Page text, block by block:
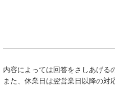
内容によっては回答をさしあげる
また、休業日は翌営業日以降の対